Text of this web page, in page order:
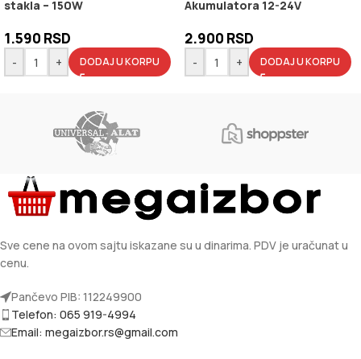
stakla – 150W
1.590 RSD
- + DODAJ U KORPU
Akumulatora 12-24V
2.900 RSD
- + DODAJ U KORPU
Sve cene na ovom sajtu iskazane su u dinarima. PDV je uračunat u
cenu.
Pančevo PIB: 112249900
Telefon: 065 919-4994
Email: megaizbor.rs@gmail.com